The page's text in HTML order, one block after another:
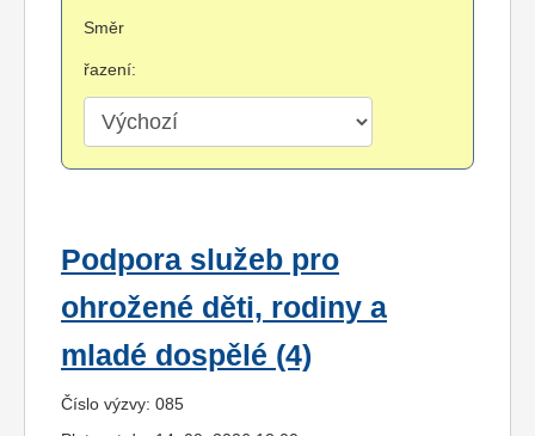
Směr
řazení:
Podpora služeb pro
ohrožené děti, rodiny a
mladé dospělé (4)
Číslo výzvy: 085